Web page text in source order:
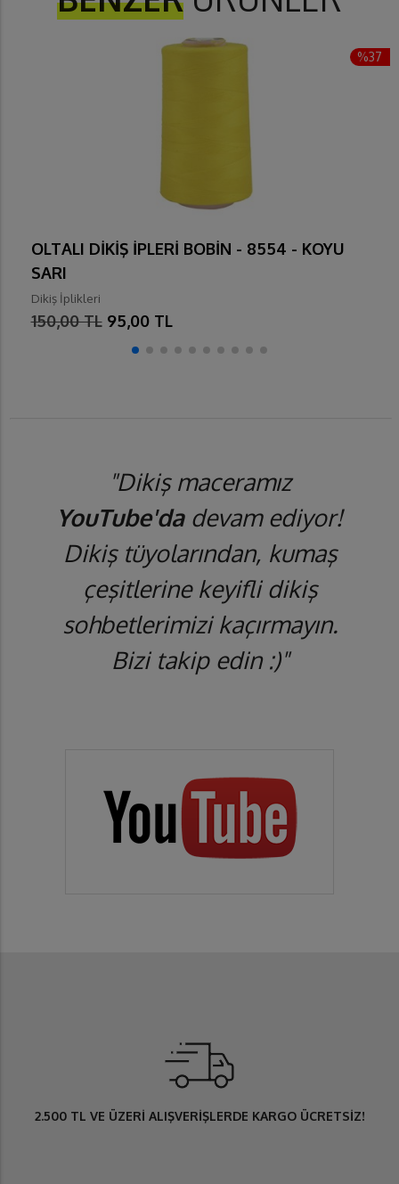
%37
OLTALI DİKİŞ İPLERİ BOBİN - 8554 - KOYU
SARI
Dikiş İplikleri
150,00 TL 95,00 TL
"Dikiş maceramız
YouTube'dadevam ediyor!
Dikiş tüyolarından, kumaş
çeşitlerine keyifli dikiş
sohbetlerimizi kaçırmayın.
Bizi takip edin :)"
2.500 TL VE ÜZERİ ALIŞVERİŞLERDE KARGO ÜCRETSİZ!